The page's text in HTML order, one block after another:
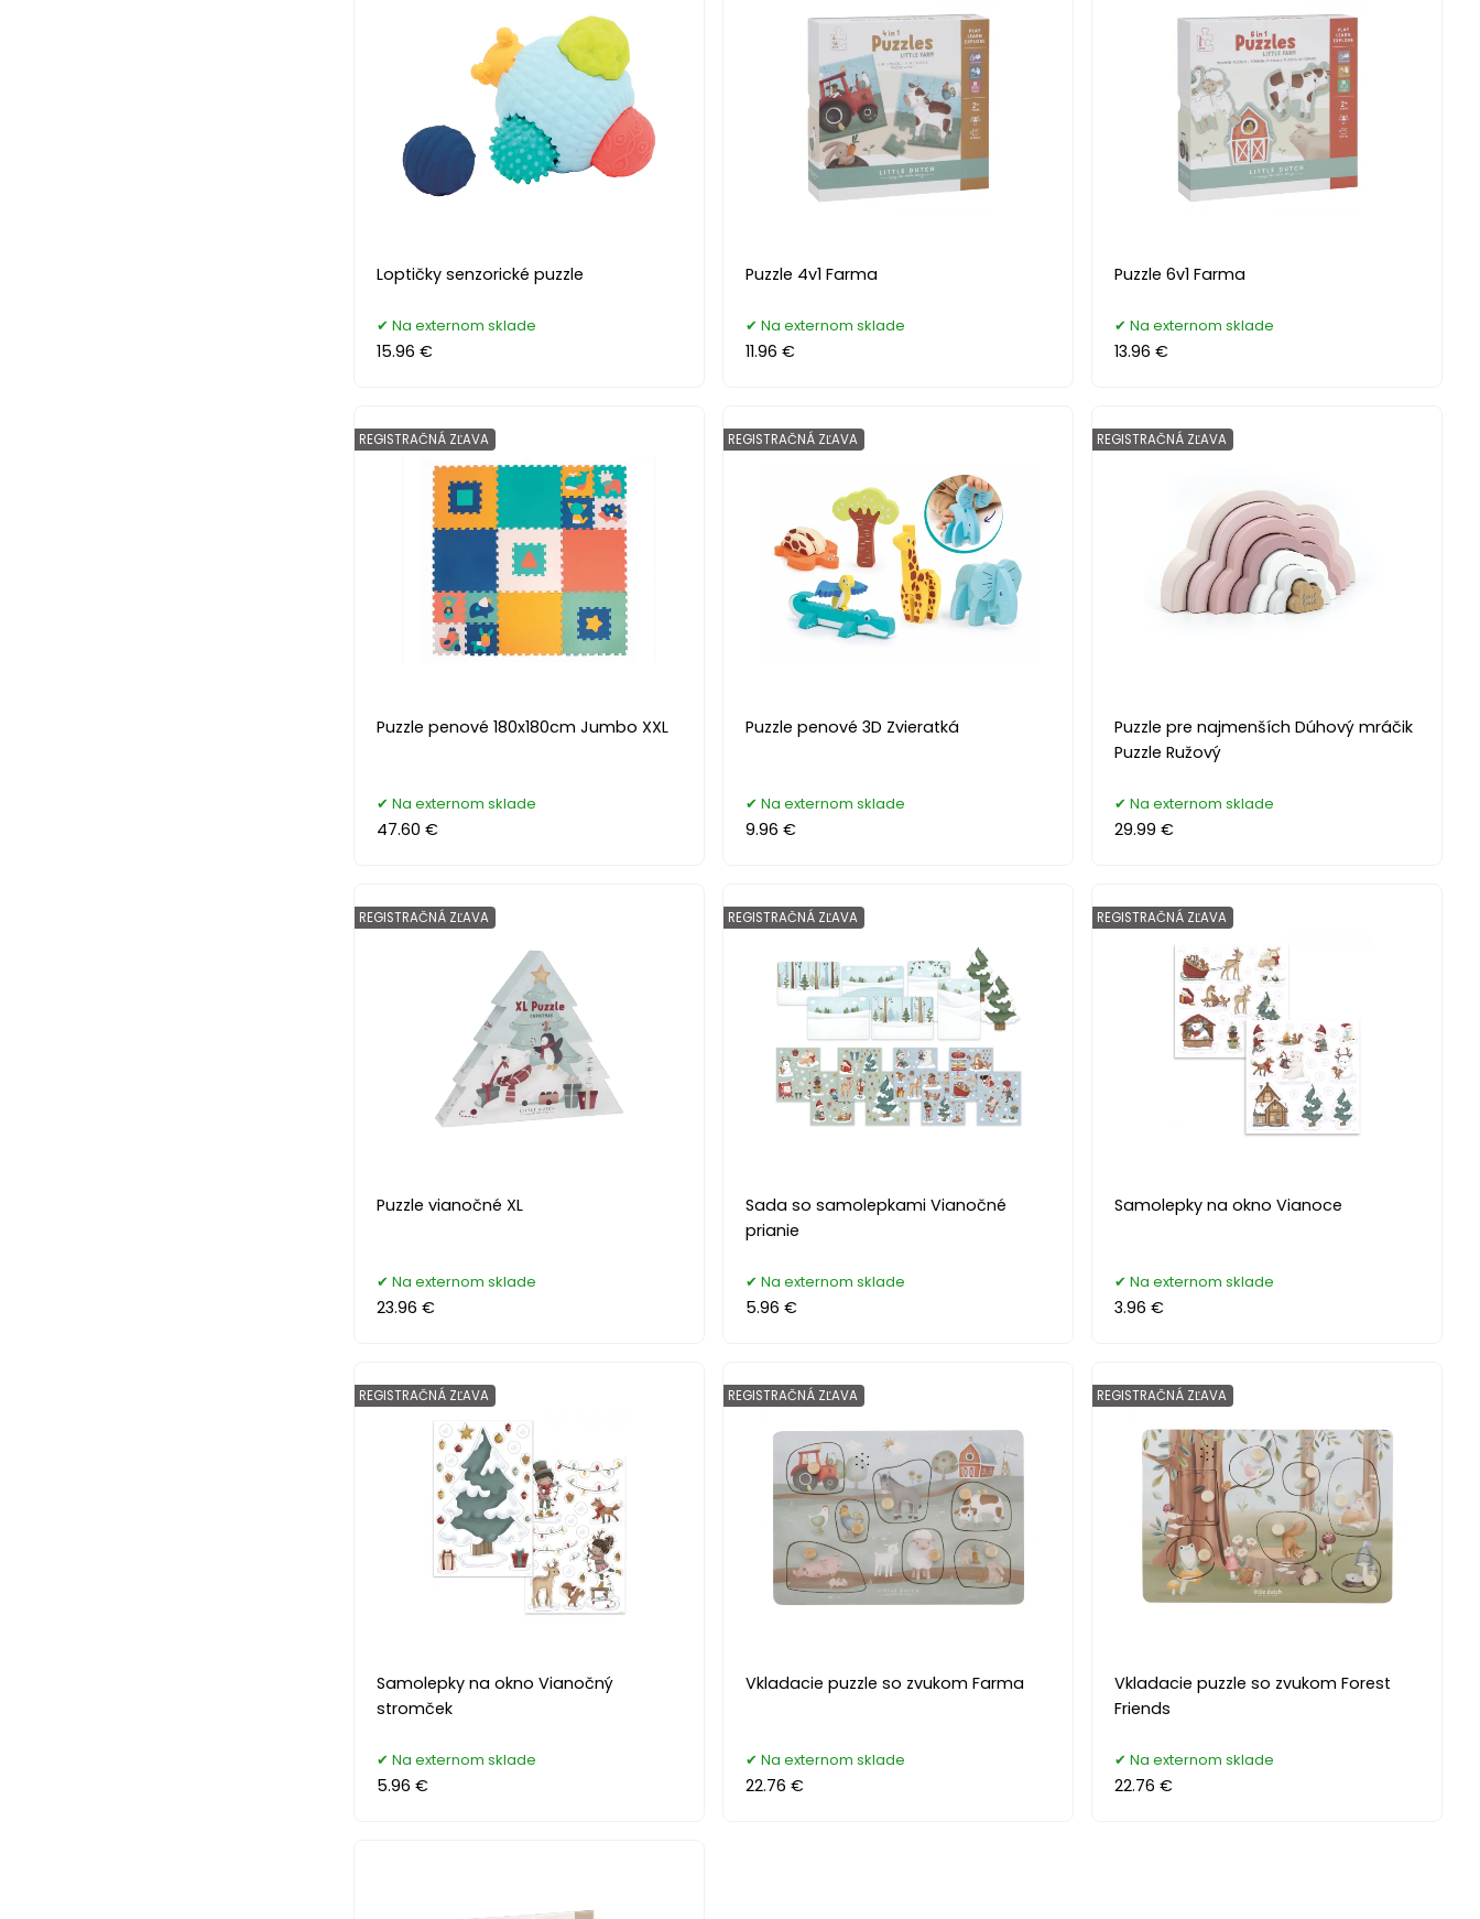
Loptičky senzorické puzzle
Na externom sklade
15.96 €
Puzzle 4v1 Farma
Na externom sklade
11.96 €
Puzzle 6v1 Farma
Na externom sklade
13.96 €
Puzzle penové 180x180cm Jumbo XXL
REGISTRAČNÁ ZĽAVA
Na externom sklade
47.60 €
Puzzle penové 3D Zvieratká
REGISTRAČNÁ ZĽAVA
Na externom sklade
9.96 €
Puzzle pre najmenších Dúhový mráčik
Puzzle Ružový
REGISTRAČNÁ ZĽAVA
Na externom sklade
29.99 €
Puzzle vianočné XL
REGISTRAČNÁ ZĽAVA
Na externom sklade
23.96 €
Sada so samolepkami Vianočné
prianie
REGISTRAČNÁ ZĽAVA
Na externom sklade
5.96 €
Samolepky na okno Vianoce
REGISTRAČNÁ ZĽAVA
Na externom sklade
3.96 €
Samolepky na okno Vianočný
stromček
REGISTRAČNÁ ZĽAVA
Na externom sklade
5.96 €
Vkladacie puzzle so zvukom Farma
REGISTRAČNÁ ZĽAVA
Na externom sklade
22.76 €
Vkladacie puzzle so zvukom Forest
Friends
REGISTRAČNÁ ZĽAVA
Na externom sklade
22.76 €